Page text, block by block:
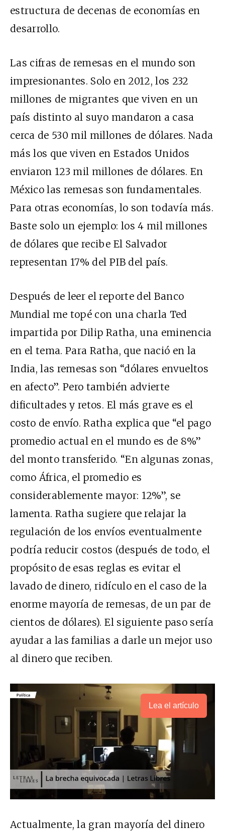
estructura de decenas de economías en
desarrollo.
Las cifras de remesas en el mundo son
impresionantes. Solo en 2012, los 232
millones de migrantes que viven en un
país distinto al suyo mandaron a casa
cerca de 530 mil millones de dólares. Nada
más los que viven en Estados Unidos
enviaron 123 mil millones de dólares. En
México las remesas son fundamentales.
Para otras economías, lo son todavía más.
Baste solo un ejemplo: los 4 mil millones
de dólares que recibe El Salvador
representan 17% del PIB del país.
Después de leer el reporte del Banco
Mundial me topé con una charla Ted
impartida por Dilip Ratha, una eminencia
en el tema. Para Ratha, que nació en la
India, las remesas son “dólares envueltos
en afecto”. Pero también advierte
dificultades y retos. El más grave es el
costo de envío. Ratha explica que “el pago
promedio actual en el mundo es de 8%”
del monto transferido. “En algunas zonas,
como África, el promedio es
considerablemente mayor: 12%”, se
lamenta. Ratha sugiere que relajar la
regulación de los envíos eventualmente
podría reducir costos (después de todo, el
propósito de esas reglas es evitar el
lavado de dinero, ridículo en el caso de la
enorme mayoría de remesas, de un par de
cientos de dólares). El siguiente paso sería
ayudar a las familias a darle un mejor uso
al dinero que reciben.
Lea el artículo
Actualmente, la gran mayoría del dinero